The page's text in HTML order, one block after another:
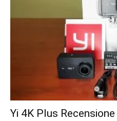
Yi 4K Plus